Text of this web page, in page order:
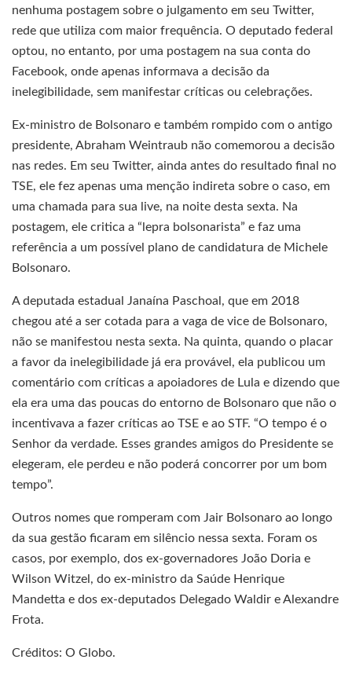
nenhuma postagem sobre o julgamento em seu Twitter,
rede que utiliza com maior frequência. O deputado federal
optou, no entanto, por uma postagem na sua conta do
Facebook, onde apenas informava a decisão da
inelegibilidade, sem manifestar críticas ou celebrações.
Ex-ministro de Bolsonaro e também rompido com o antigo
presidente, Abraham Weintraub não comemorou a decisão
nas redes. Em seu Twitter, ainda antes do resultado final no
TSE, ele fez apenas uma menção indireta sobre o caso, em
uma chamada para sua live, na noite desta sexta. Na
postagem, ele critica a “lepra bolsonarista” e faz uma
referência a um possível plano de candidatura de Michele
Bolsonaro.
A deputada estadual Janaína Paschoal, que em 2018
chegou até a ser cotada para a vaga de vice de Bolsonaro,
não se manifestou nesta sexta. Na quinta, quando o placar
a favor da inelegibilidade já era provável, ela publicou um
comentário com críticas a apoiadores de Lula e dizendo que
ela era uma das poucas do entorno de Bolsonaro que não o
incentivava a fazer críticas ao TSE e ao STF. “O tempo é o
Senhor da verdade. Esses grandes amigos do Presidente se
elegeram, ele perdeu e não poderá concorrer por um bom
tempo”.
Outros nomes que romperam com Jair Bolsonaro ao longo
da sua gestão ficaram em silêncio nessa sexta. Foram os
casos, por exemplo, dos ex-governadores João Doria e
Wilson Witzel, do ex-ministro da Saúde Henrique
Mandetta e dos ex-deputados Delegado Waldir e Alexandre
Frota.
Créditos: O Globo.